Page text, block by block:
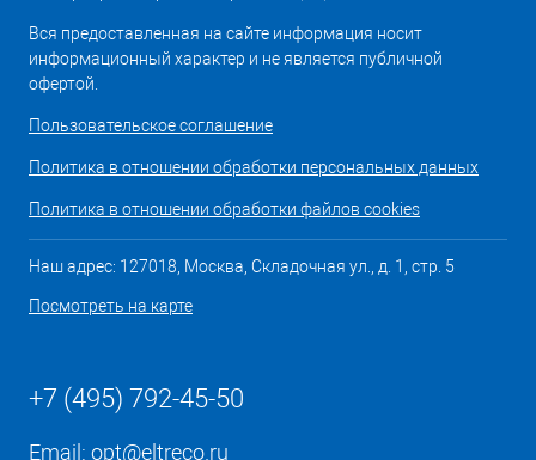
Вся предоставленная на сайте информация носит
информационный характер и не является публичной
офертой.
Пользовательское соглашение
Политика в отношении обработки персональных данных
Политика в отношении обработки файлов cookies
Наш адрес: 127018, Москва, Складочная ул., д. 1, стр. 5
Посмотреть на карте
+7 (495) 792-45-50
Email: opt@eltreco.ru